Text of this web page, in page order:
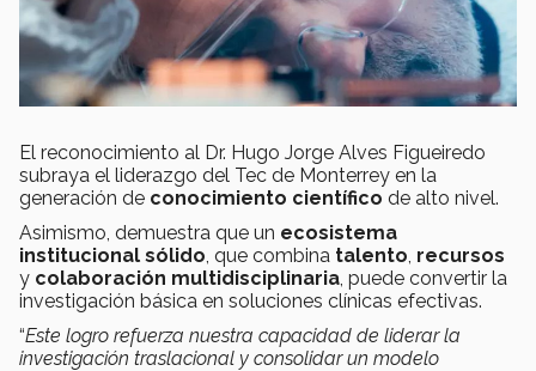
El reconocimiento al Dr. Hugo Jorge Alves Figueiredo
subraya el liderazgo del Tec de Monterrey en la
generación de conocimiento científico de alto nivel.
Asimismo, demuestra que un ecosistema
institucional sólido , que combina talento recursos
y colaboración multidisciplinaria , puede convertir la
investigación básica en soluciones clínicas efectivas.
“Este logro refuerza nuestra capacidad de liderar la
investigación traslacional y consolidar un modelo